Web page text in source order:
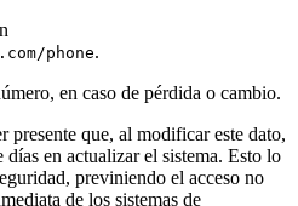
phone.
en caso de pérdida o cambio.
presente que, al modificar este dato,
días en actualizar el sistema. Esto lo
previniendo el acceso no
de los sistemas de